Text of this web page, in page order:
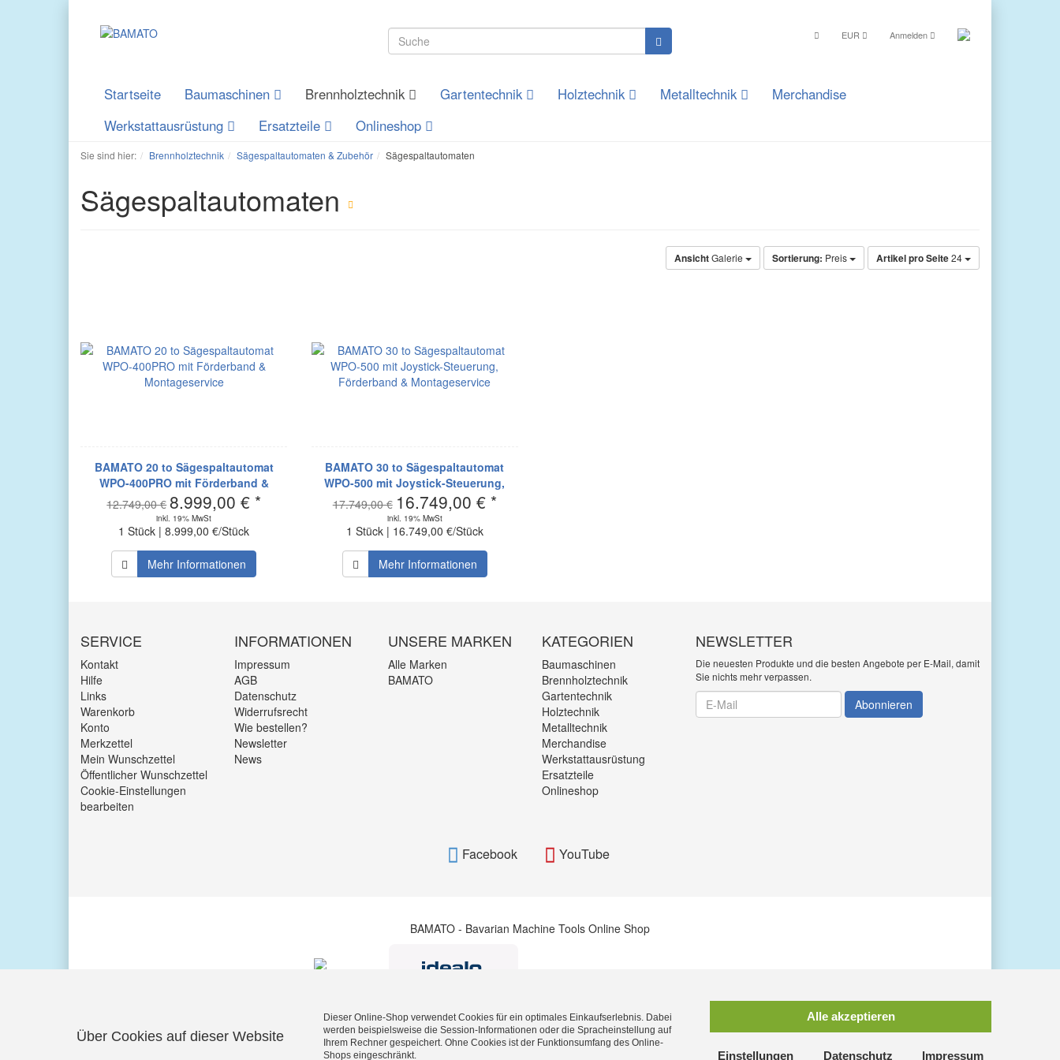
EUR Anmelden
Startseite Baumaschinen Brennholztechnik Gartentechnik Holztechnik Metalltechnik
Merchandise
Werkstattausrüstung
Ersatzteile Onlineshop
Sie sind hier: Brennholztechnik Sägespaltautomaten & Zubehör Sägespaltautomaten
Sägespaltautomaten
AnsichtGalerie Sortierung: Preis Artikel pro Seite24
BAMATO 20 to Sägespaltautomat
WPO-400PRO mit Förderband &
Montageservice
12.749,00 € 8.999,00 € *
inkl. 19% MwSt
1 Stück | 8.999,00 €/Stück
Mehr Informationen
BAMATO 30 to Sägespaltautomat
WPO-500 mit Joystick-Steuerung,
Förderband & Montageservice
17.749,00 € 16.749,00 € *
inkl. 19% MwSt
1 Stück | 16.749,00 €/Stück
Mehr Informationen
SERVICE
Kontakt
Hilfe
Links
Warenkorb
Konto
Merkzettel
Mein Wunschzettel
Öffentlicher Wunschzettel
Cookie-Einstellungen
bearbeiten
INFORMATIONEN
Impressum
AGB
Datenschutz
Widerrufsrecht
Wie bestellen?
Newsletter
News
UNSERE MARKEN
Alle Marken
BAMATO
KATEGORIEN
Baumaschinen
Brennholztechnik
Gartentechnik
Holztechnik
Metalltechnik
Merchandise
Werkstattausrüstung
Ersatzteile
Onlineshop
NEWSLETTER
Die neuesten Produkte und die besten Angebote per E-Mail, damit
Sie nichts mehr verpassen.
Newsletter Abonnieren
Facebook YouTube
BAMATO - Bavarian Machine Tools Online Shop
Über Cookies auf dieser Website
Dieser Online-Shop verwendet Cookies für ein optimales Einkaufserlebnis. Dabei
werden beispielsweise die Session-Informationen oder die Spracheinstellung auf
Ihrem Rechner gespeichert. Ohne Cookies ist der Funktionsumfang des Online-
Shops eingeschränkt.
Alle akzeptieren
Einstellungen Datenschutz Impressum